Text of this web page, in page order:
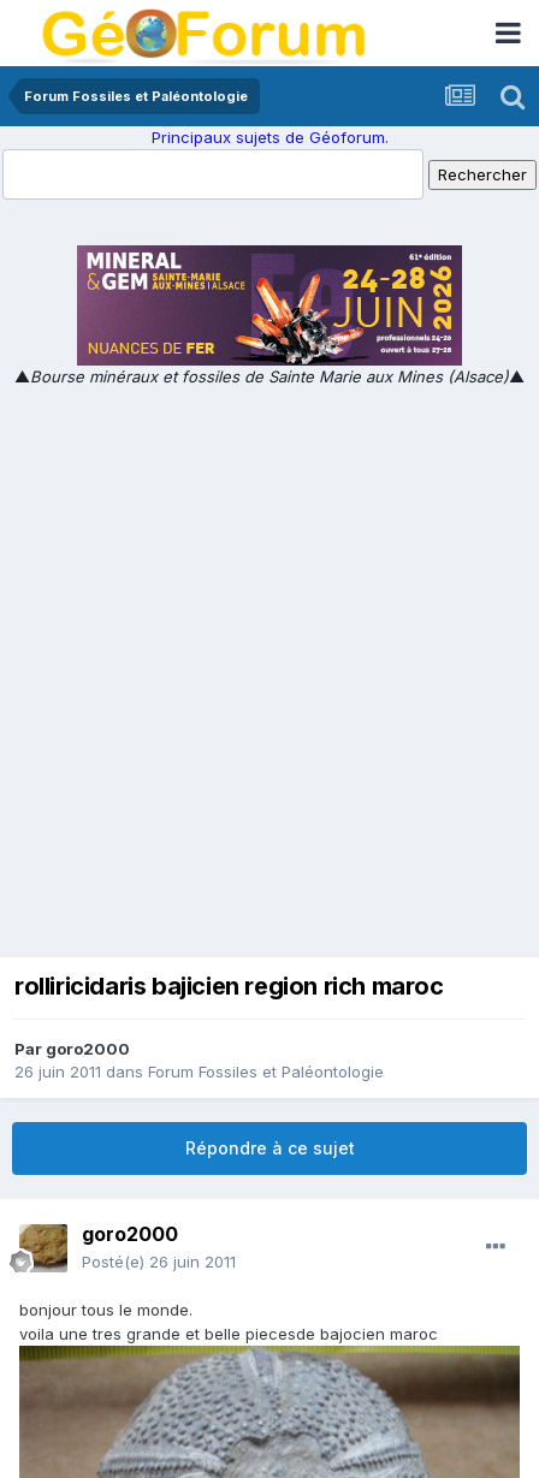
Forum Fossiles et Paléontologie
Principaux sujets de Géoforum.
▲Bourse minéraux et fossiles de Sainte Marie aux Mines (Alsace)▲
rolliricidaris bajicien region rich maroc
Par goro2000
26 juin 2011 dans Forum Fossiles et Paléontologie
Répondre à ce sujet
goro2000
Posté(e) 26 juin 2011
bonjour tous le monde.
voila une tres grande et belle piecesde bajocien maroc